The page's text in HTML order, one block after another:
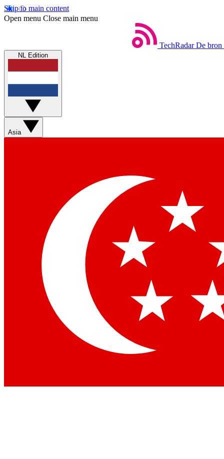
Skip to main content
Open menu Close main menu
TechRadar De bron
NL Edition
Asia